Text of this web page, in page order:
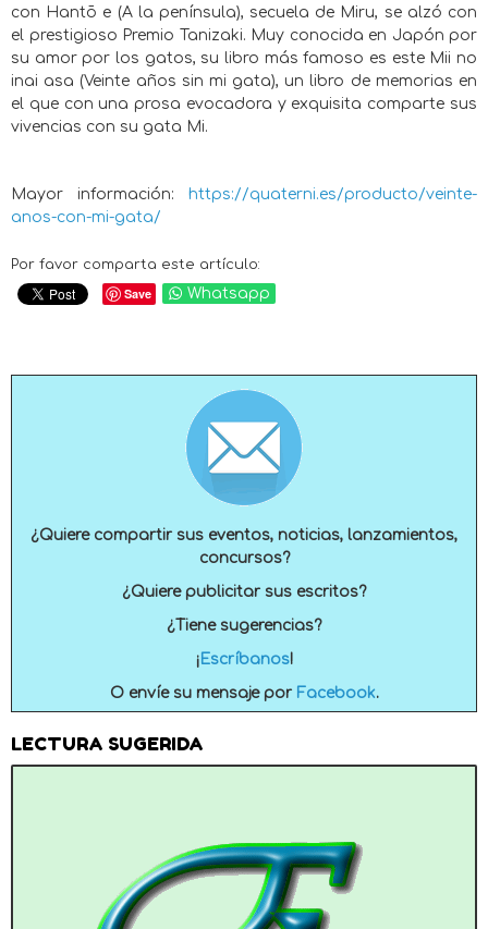
con Hantō e (A la península), secuela de Miru, se alzó con
el prestigioso Premio Tanizaki. Muy conocida en Japón por
su amor por los gatos, su libro más famoso es este Mii no
inai asa (Veinte años sin mi gata), un libro de memorias en
el que con una prosa evocadora y exquisita comparte sus
vivencias con su gata Mi.
Mayor información: https://quaterni.es/producto/veinte-
anos-con-mi-gata/
Por favor comparta este artículo:
Save Whatsapp
¿Quiere compartir sus eventos, noticias, lanzamientos,
concursos?
¿Quiere publicitar sus escritos?
¿Tiene sugerencias?
¡ Escríbanos!
O envíe su mensaje por Facebook.
LECTURA SUGERIDA